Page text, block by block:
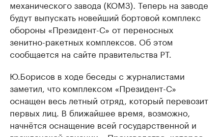
механического завода (КОМЗ). Теперь на заводе
будут выпускать новейший бортовой комплекс
обороны «Президент-С» от переносных
зенитно-ракетных комплексов. Об этом
сообщается на сайте правительства РТ.
Ю.Борисов в ходе беседы с журналистами
заметил, что комплексом «Президент-С»
оснащен весь летный отряд, который перевозит
первых лиц. В ближайшее время, возможно,
начнётся оснащение всей государственной и